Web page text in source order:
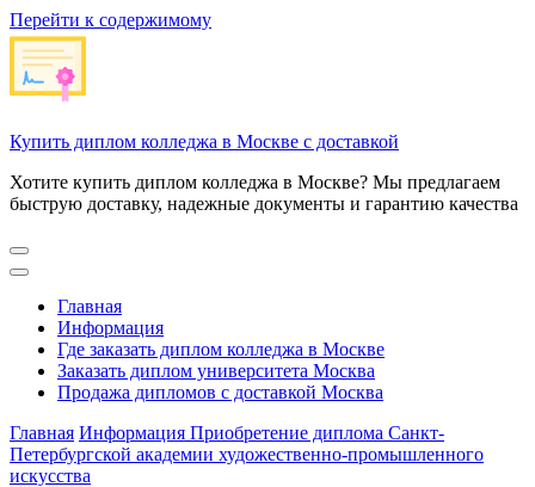
Перейти к содержимому
Купить диплом колледжа в Москве с доставкой
Хотите купить диплом колледжа в Москве? Мы предлагаем
быструю доставку, надежные документы и гарантию качества
Главная
Информация
Где заказать диплом колледжа в Москве
Заказать диплом университета Москва
Продажа дипломов с доставкой Москва
Главная Информация Приобретение диплома Санкт-
Петербургской академии художественно-промышленного
искусства